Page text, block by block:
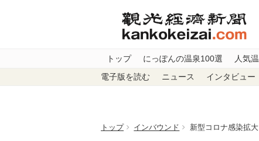
トップ にっぽんの温泉100選 人気
電子版を読む ニュース インタビュー
トップ インバウンド 新型コロナ感染拡